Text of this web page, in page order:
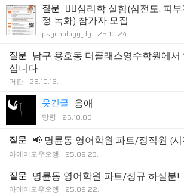
질문 🙋‍♀️심리학 실험(심전도, 피
정 녹화) 참가자 모집
psychology_dy 25.10.24.
질문 남구 용호동 더클래스영수학원에
십니다
머판 25.10.16.
웃긴글 응애
망령 25.10.05.
질문 📢 명륜동 영어학원 파트/정직원 (
아에이오우오앵 25.09.23.
질문 명륜동 영어학원 파트/정규 하실분!
아에이오우오앵 25.09.22.